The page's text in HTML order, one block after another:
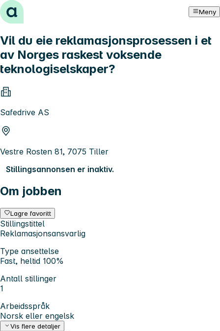
Hopp til innhold Meny
Vil du eie reklamasjonsprosessen i et
av Norges raskest voksende
teknologiselskaper?
Safedrive AS
Vestre Rosten 81, 7075 Tiller
Stillingsannonsen er inaktiv.
Om jobben
Lagre favoritt
Stillingstittel
Reklamasjonsansvarlig
Type ansettelse
Fast, heltid 100%
Antall stillinger
1
Arbeidsspråk
Norsk eller engelsk
Vis flere detaljer